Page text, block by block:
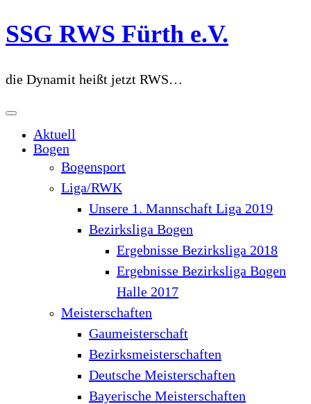
Zum
Inhalt
SSG RWS Fürth e.V.
die Dynamit heißt jetzt RWS…
Aktuell
Bogen
Bogensport
Liga/RWK
Unsere 1. Mannschaft Liga 2019
Bezirksliga Bogen
Ergebnisse Bezirksliga 2018
Ergebnisse Bezirksliga Bogen
Halle 2017
Meisterschaften
Gaumeisterschaft
Bezirksmeisterschaften
Deutsche Meisterschaften
Bayerische Meisterschaften